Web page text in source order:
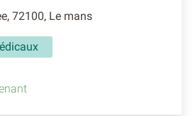
72100, Le mans